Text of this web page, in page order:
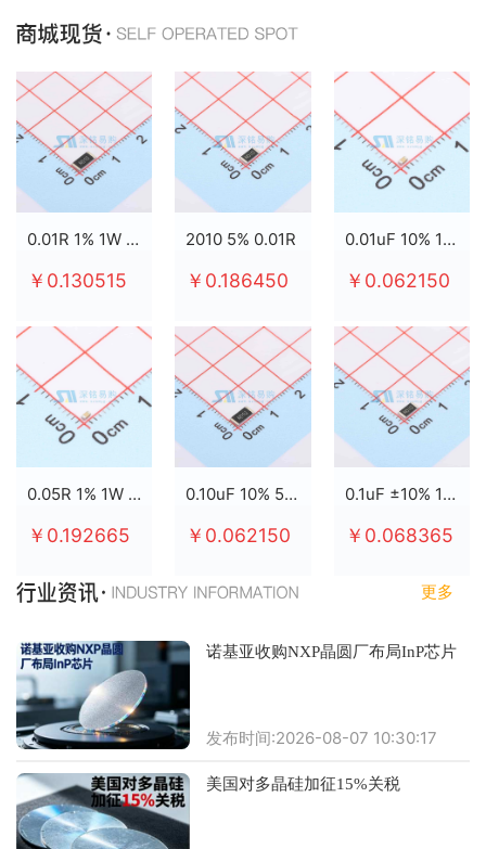
0.01R 1% 1W 2512
￥0.130515
2010 5% 0.01R
￥0.186450
0.01uF 10% 100V X7R 0603
￥0.062150
0.05R 1% 1W 2512
￥0.192665
0.10uF 10% 50V X7R 0805
￥0.062150
0.1uF ±10% 100V X7R 0805
￥0.068365
更多
诺基亚收购NXP晶圆厂布局InP芯片
发布时间:2026-08-07 10:30:17
美国对多晶硅加征15%关税